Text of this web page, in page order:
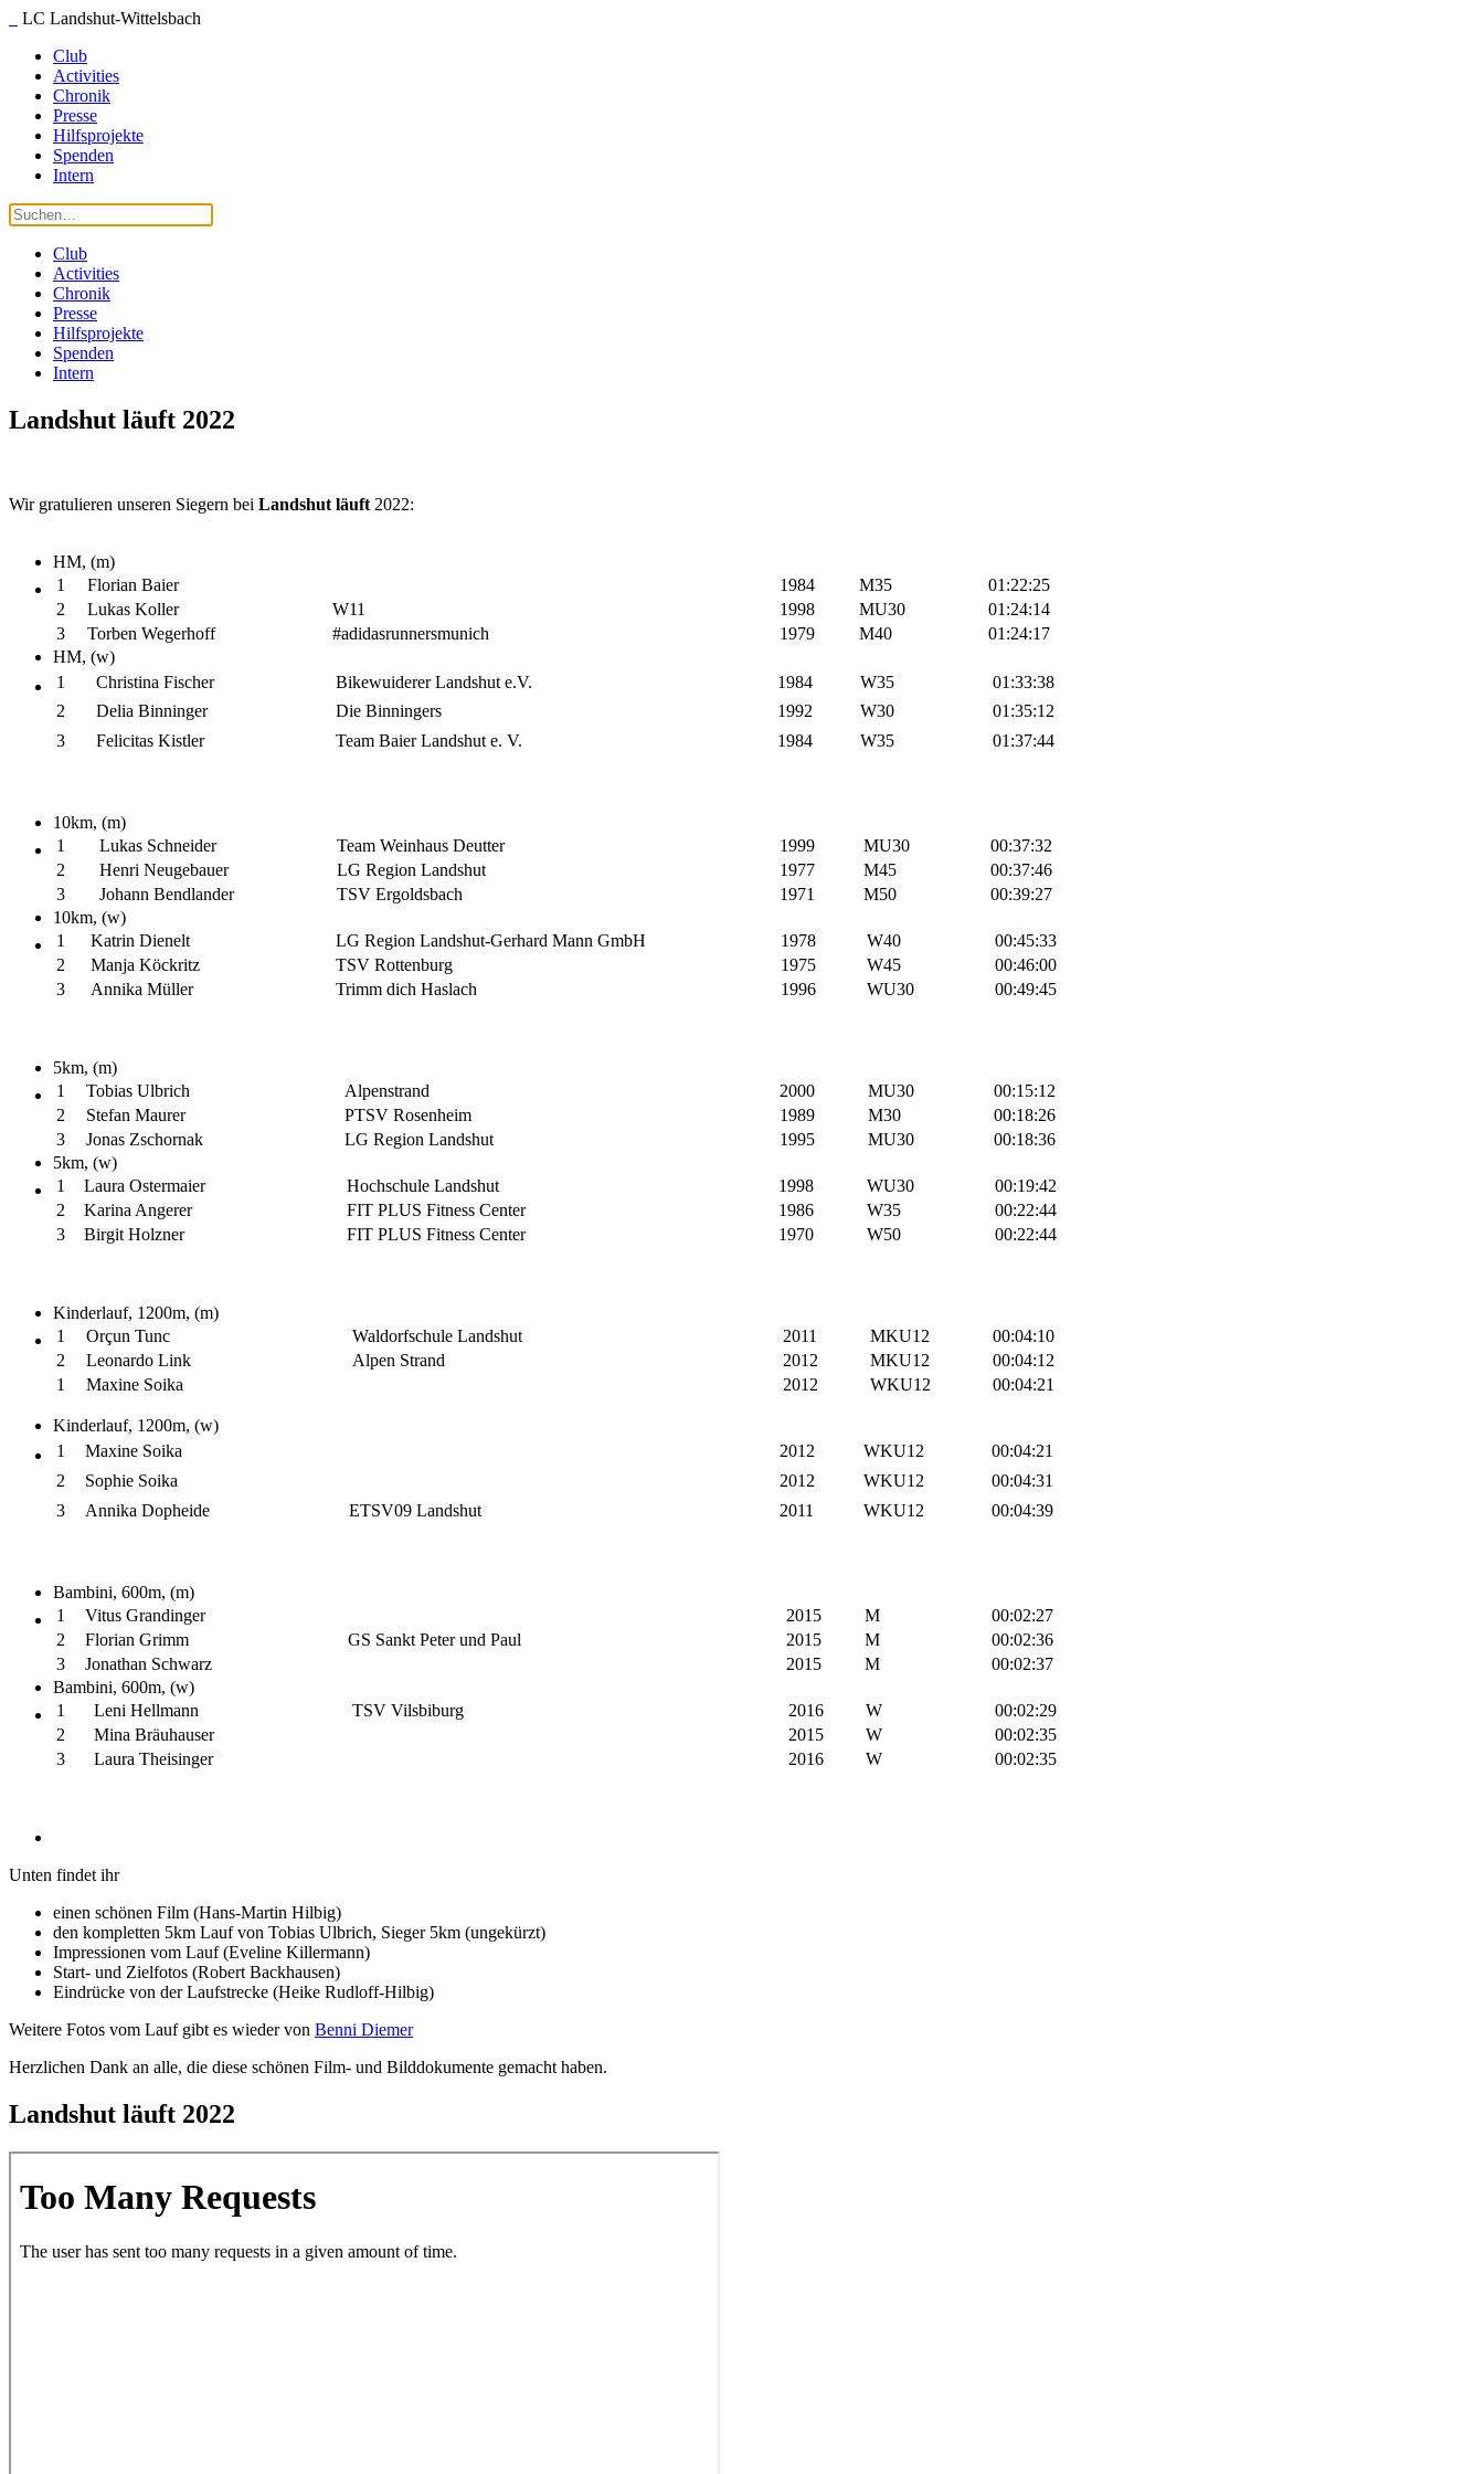
LC Landshut-Wittelsbach
Club
Activities
Chronik
Presse
Hilfsprojekte
Spenden
Intern
Club
Activities
Chronik
Presse
Hilfsprojekte
Spenden
Intern
Landshut läuft 2022
Wir gratulieren unseren Siegern bei Landshut läuft 2022:
HM, (m)
1
Florian Baier 1984 M35
01:22:25
2
Lukas Koller W11 1998 MU30
01:24:14
3
Torben Wegerhoff #adidasrunnersmunich 1979 M40
01:24:17
HM, (w)
1
Christina Fischer Bikewuiderer Landshut e.V. 1984 W35
01:33:38
2
Delia Binninger Die Binningers 1992 W30
01:35:12
3
Felicitas Kistler Team Baier Landshut e. V. 1984 W35 01:37:44
10km, (m)
1
Lukas Schneider Team Weinhaus Deutter 1999 MU30
00:37:32
2
Henri Neugebauer LG Region Landshut 1977 M45
00:37:46
3
Johann Bendlander TSV Ergoldsbach 1971 M50
00:39:27
10km, (w)
1
Katrin Dienelt LG Region Landshut-Gerhard Mann GmbH 1978 W40
00:45:33
2
Manja Köckritz TSV Rottenburg 1975 W45
00:46:00
3
Annika Müller Trimm dich Haslach 1996 WU30 00:49:45
5km, (m)
1
Tobias Ulbrich Alpenstrand 2000 MU30
00:15:12
2
Stefan Maurer PTSV Rosenheim 1989 M30
00:18:26
3
Jonas Zschornak LG Region Landshut 1995 MU30
00:18:36
5km, (w)
1
Laura Ostermaier Hochschule Landshut 1998 WU30
00:19:42
2
Karina Angerer FIT PLUS Fitness Center 1986 W35
00:22:44
3
Birgit Holzner FIT PLUS Fitness Center 1970 W50 00:22:44
Kinderlauf, 1200m, (m)
1
Orçun Tunc Waldorfschule Landshut 2011 MKU12
00:04:10
2
Leonardo Link Alpen Strand 2012 MKU12
00:04:12
1
Maxine Soika 2012 WKU12 00:04:21
Kinderlauf, 1200m, (w)
1
Maxine Soika 2012 WKU12
00:04:21
2
Sophie Soika 2012 WKU12
00:04:31
3
Annika Dopheide ETSV09 Landshut 2011 WKU12 00:04:39
Bambini, 600m, (m)
1
Vitus Grandinger 2015 M
00:02:27
2
Florian Grimm GS Sankt Peter und Paul 2015 M
00:02:36
3
Jonathan Schwarz 2015 M
00:02:37
Bambini, 600m, (w)
1
Leni Hellmann TSV Vilsbiburg 2016 W
00:02:29
2
Mina Bräuhauser 2015 W
00:02:35
3
Laura Theisinger 2016 W 00:02:35
Unten findet ihr
einen schönen Film (Hans-Martin Hilbig)
den kompletten 5km Lauf von Tobias Ulbrich, Sieger 5km (ungekürzt)
Impressionen vom Lauf (Eveline Killermann)
Start- und Zielfotos (Robert Backhausen)
Eindrücke von der Laufstrecke (Heike Rudloff-Hilbig)
Weitere Fotos vom Lauf gibt es wieder von Benni Diemer
Herzlichen Dank an alle, die diese schönen Film- und Bilddo­kumente gemacht haben.
Landshut läuft 2022